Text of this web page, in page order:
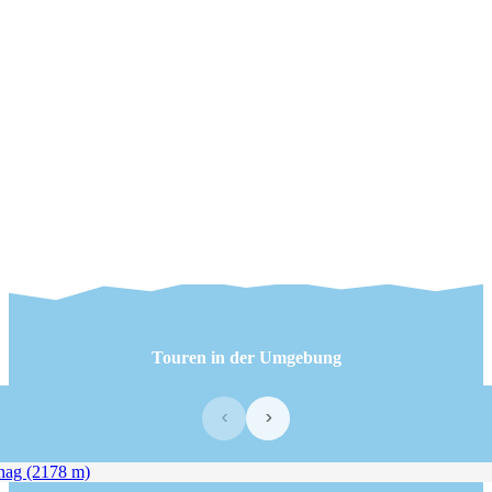
Touren in der Umgebung
‹ ›